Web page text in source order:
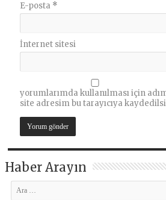
E-posta *
İnternet sitesi
yorumlarımda kullanılması için
site adresim bu tarayıcıya
Haber Arayın